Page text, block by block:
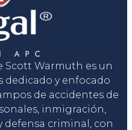
Scott Warmuth es un
dedicado y enfocado
de accidentes de
inmigración,
defensa criminal, con